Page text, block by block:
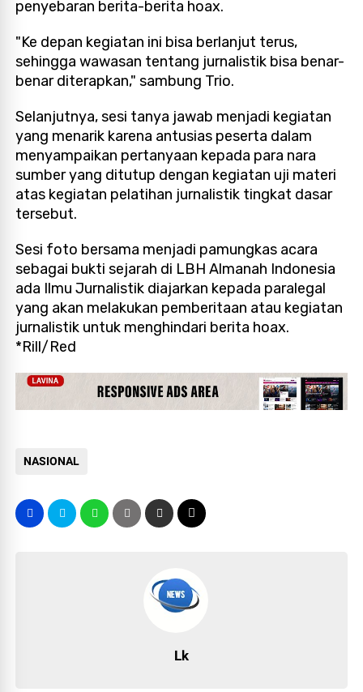
penyebaran berita-berita hoax.
"Ke depan kegiatan ini bisa berlanjut terus,
sehingga wawasan tentang jurnalistik bisa benar-
benar diterapkan," sambung Trio.
Selanjutnya, sesi tanya jawab menjadi kegiatan
yang menarik karena antusias peserta dalam
menyampaikan pertanyaan kepada para nara
sumber yang ditutup dengan kegiatan uji materi
atas kegiatan pelatihan jurnalistik tingkat dasar
tersebut.
Sesi foto bersama menjadi pamungkas acara
sebagai bukti sejarah di LBH Almanah Indonesia
ada Ilmu Jurnalistik diajarkan kepada paralegal
yang akan melakukan pemberitaan atau kegiatan
jurnalistik untuk menghindari berita hoax.
*Rill/Red
NASIONAL
Lk